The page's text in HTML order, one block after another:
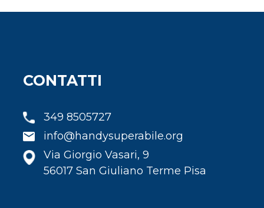
CONTATTI
349 8505727
info@handysuperabile.org
Via Giorgio Vasari, 9
56017 San Giuliano Terme Pisa